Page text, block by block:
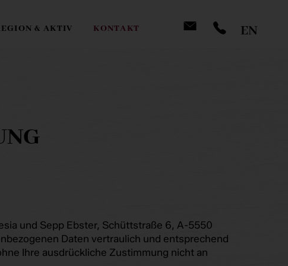
EN
& AKTIV KONTAKT
und Sepp Ebster, Schüttstraße 6, A-5550
Daten vertraulich und entsprechend
Ihre ausdrückliche Zustimmung nicht an